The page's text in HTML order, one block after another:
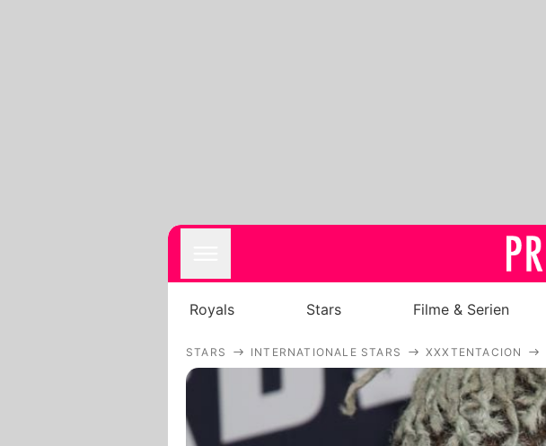
Royals Stars Filme & Serien
STARS INTERNATIONALE STARS XXXTENTACION